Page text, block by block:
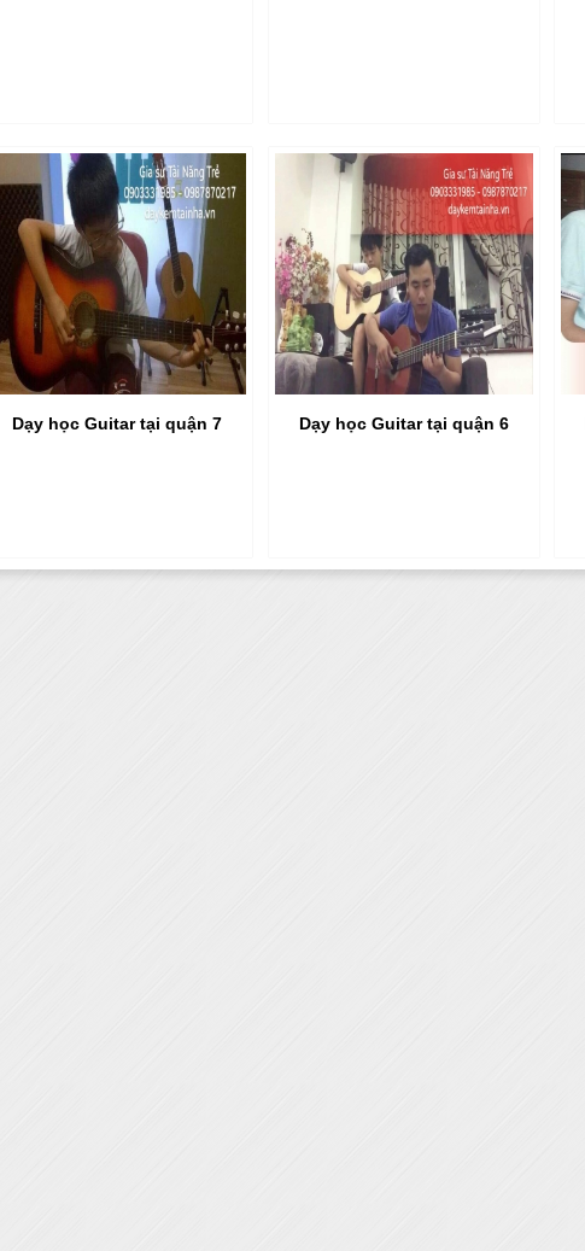
Dạy học Guitar tại quận 7 Dạy học Guitar tại quận 6